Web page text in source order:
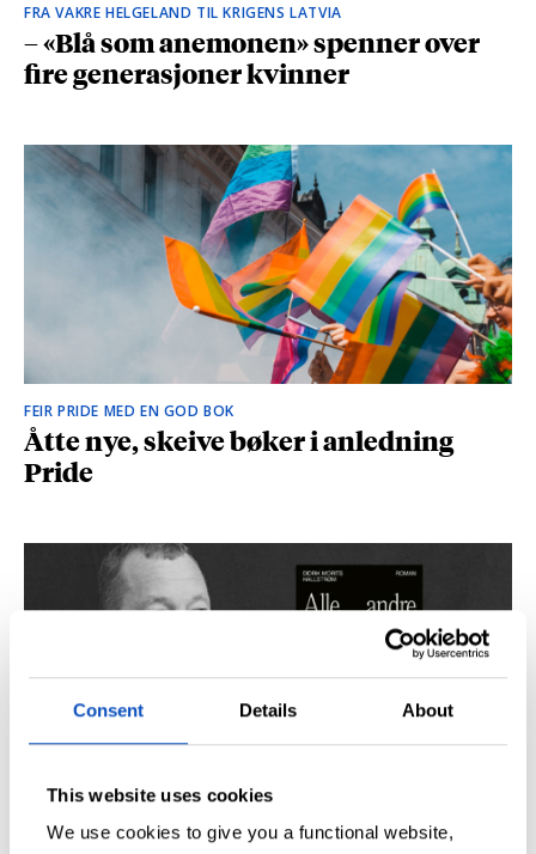
Consent Details About
This website uses cookies
We use cookies to give you a functional website,
FRA VAKRE HELGELAND TIL KRIGENS LATVIA
– «Blå som anemonen» spenner over
fire generasjoner kvinner
FEIR PRIDE MED EN GOD BOK
Åtte nye, skeive bøker i anledning
Pride
SÅ DU NRK-DOKUMENTAREN «AGENTEN»?
Didrik M. Hallstrøm: – Alt det med CIA